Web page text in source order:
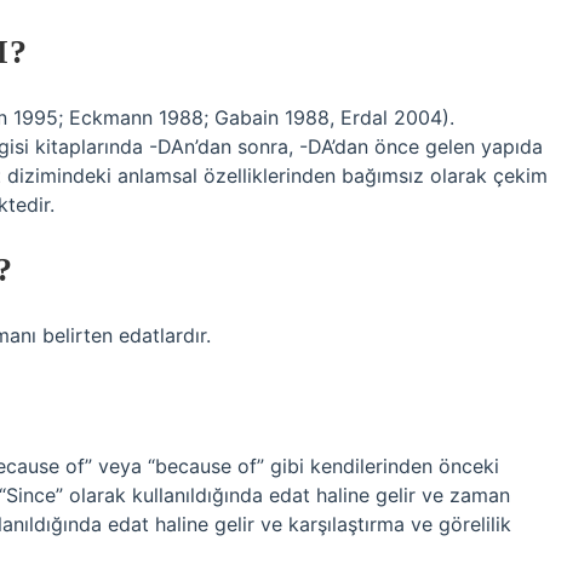
1995; Eckmann 1988; Gabain 1988, Erdal 2004).
kitaplarında -DAn’dan sonra, -DA’dan önce gelen yapıda
anlamsal özelliklerinden bağımsız olarak çekim
belirten edatlardır.
of” veya “because of” gibi kendilerinden önceki
olarak kullanıldığında edat haline gelir ve zaman
edat haline gelir ve karşılaştırma ve görelilik